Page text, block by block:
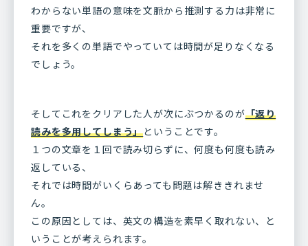
わからない単語の意味を文脈から推測する力は非常に
重要ですが、
それを多くの単語でやっていては時間が足りなくなる
でしょう。
そしてこれをクリアした人が次にぶつかるのが「返り
読みを多用してしまう」ということです。
１つの文章を１回で読み切らずに、何度も何度も読み
返している、
それでは時間がいくらあっても問題は解ききれませ
ん。
この原因としては、英文の構造を素早く取れない、と
いうことが考えられます。